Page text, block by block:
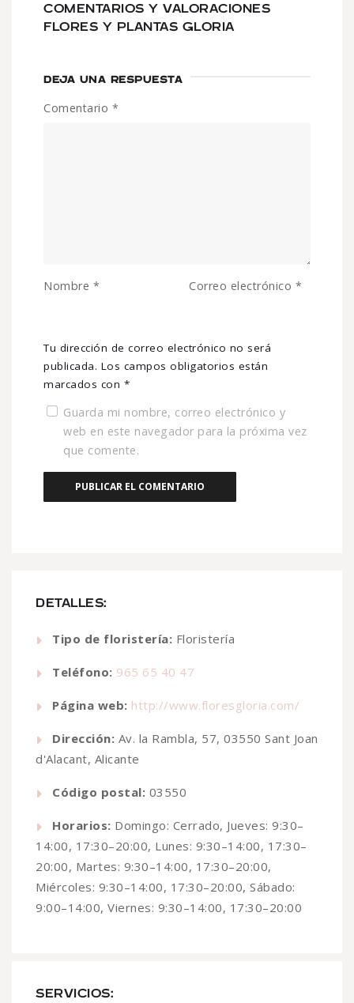
DETALLES:
Tipo de floristería: Floristería
Teléfono: 965 65 40 47
Página web: http://www.floresgloria.com/
Dirección: Av. la Rambla, 57, 03550 Sant Joan
d'Alacant, Alicante
Código postal: 03550
Horarios: Domingo: Cerrado, Jueves: 9:30–
14:00, 17:30–20:00, Lunes: 9:30–14:00, 17:30–
20:00, Martes: 9:30–14:00, 17:30–20:00,
Miércoles: 9:30–14:00, 17:30–20:00, Sábado:
9:00–14:00, Viernes: 9:30–14:00, 17:30–20:00
SERVICIOS:
COMENTARIOS Y VALORACIONES
FLORES Y PLANTAS GLORIA
DEJA UNA RESPUESTA
Tu dirección de correo electrónico no será
publicada. Los campos obligatorios están
marcados con *
Comentario *
Nombre * Correo electrónico *
Guarda mi nombre, correo electrónico y
web en este navegador para la próxima vez
que comente.